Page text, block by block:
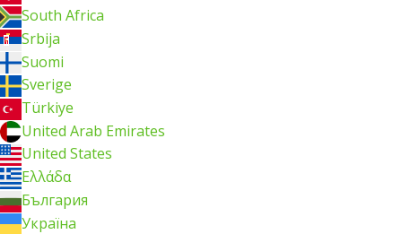
South Africa
Srbija
Suomi
Sverige
Türkiye
United Arab Emirates
United States
Ελλάδα
България
Україна